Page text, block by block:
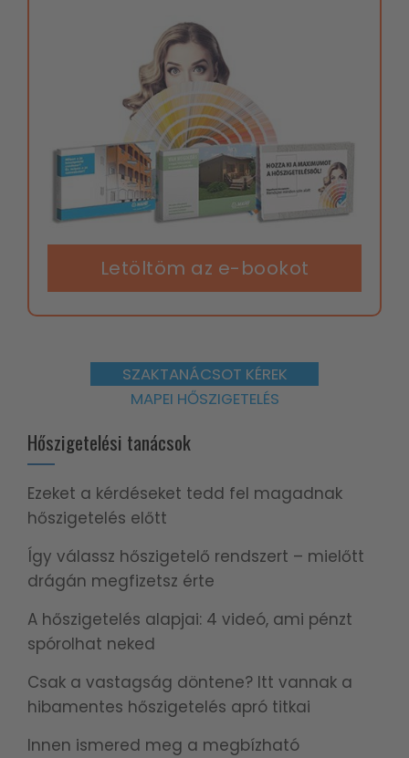
Letöltöm az e-bookot
SZAKTANÁCSOT KÉREK
MAPEI HŐSZIGETELÉS
Hőszigetelési tanácsok
Ezeket a kérdéseket tedd fel magadnak
hőszigetelés előtt
Így válassz hőszigetelő rendszert – mielőtt
drágán megfizetsz érte
A hőszigetelés alapjai: 4 videó, ami pénzt
spórolhat neked
Csak a vastagság döntene? Itt vannak a
hibamentes hőszigetelés apró titkai
Innen ismered meg a megbízható